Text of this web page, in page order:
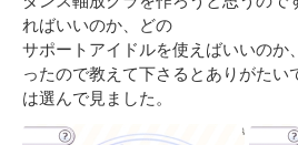
ればいいのか、どの
サポートアイドルを使えばいいのか
ったので教えて下さるとありがたい